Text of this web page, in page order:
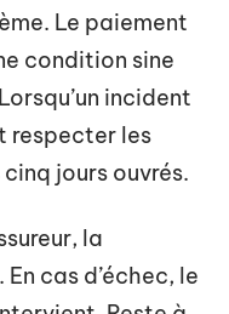
Le paiement
condition sine
incident
respecter les
jours ouvrés.
la
cas d’échec, le